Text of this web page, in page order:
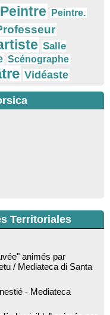
Peintre Peintre.
Salle
Scénographe
Vidéaste
Territoriales
/ Mediateca di Santa